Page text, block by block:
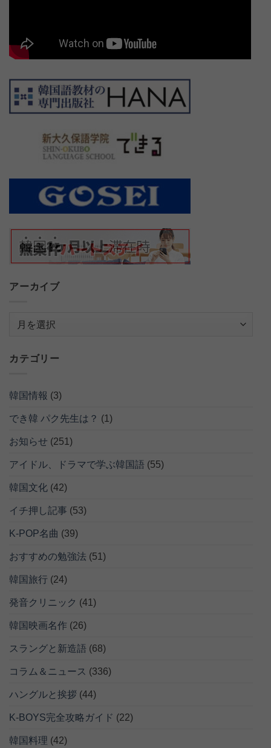
アーカイブ
イ
カテゴリー
韓国情報 (3)
でき韓 パク先生は？ (1)
お知らせ (251)
アイドル、ドラマで学ぶ韓国語 (55)
韓国文化 (42)
イチ押し記事 (53)
K-POP名曲 (39)
おすすめの勉強法 (51)
韓国旅行 (24)
発音クリニック (41)
韓国映画名作 (26)
スラングと新造語 (68)
コラム＆ニュース (336)
ハングルと挨拶 (44)
K-BOYS完全攻略ガイド (22)
韓国料理 (42)